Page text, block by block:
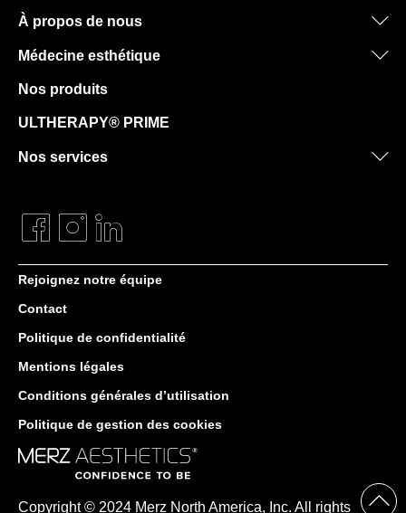
À propos de nous
Médecine esthétique
Nos produits
ULTHERAPY® PRIME
Nos services
Rejoignez notre équipe
Contact
Politique de confidentialité
Mentions légales
Conditions générales d’utilisation
Politique de gestion des cookies
Copyright © 2024 Merz North America, Inc. All rights